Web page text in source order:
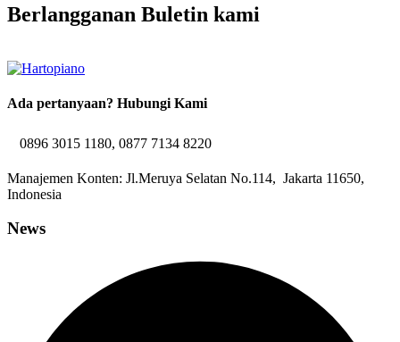
Berlangganan Buletin kami
Ada pertanyaan? Hubungi Kami
0896 3015 1180, 0877 7134 8220
Manajemen Konten: Jl.Meruya Selatan No.114, Jakarta 11650,
Indonesia
News